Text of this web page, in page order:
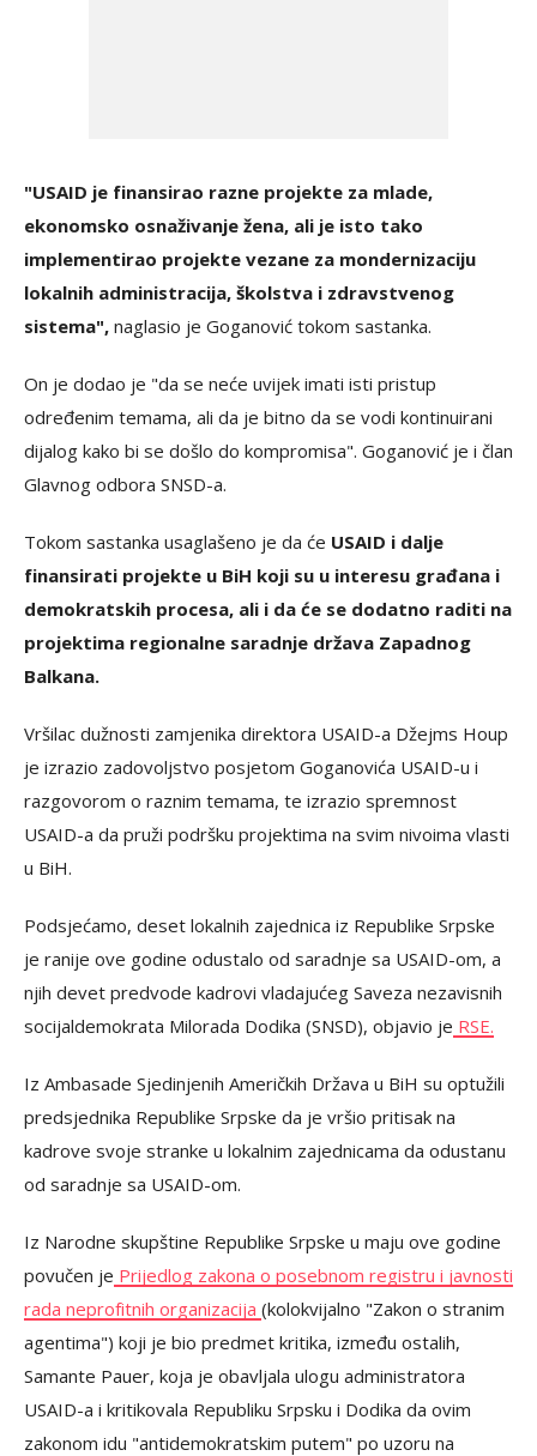
"USAID je finansirao razne projekte za mlade,
ekonomsko osnaživanje žena, ali je isto tako
implementirao projekte vezane za mondernizaciju
lokalnih administracija, školstva i zdravstvenog
sistema", naglasio je Goganović tokom sastanka.
On je dodao je "da se neće uvijek imati isti pristup
određenim temama, ali da je bitno da se vodi kontinuirani
dijalog kako bi se došlo do kompromisa". Goganović je i član
Glavnog odbora SNSD-a.
Tokom sastanka usaglašeno je da će USAID i dalje
finansirati projekte u BiH koji su u interesu građana i
demokratskih procesa, ali i da će se dodatno raditi na
projektima regionalne saradnje država Zapadnog
Balkana.
Vršilac dužnosti zamjenika direktora USAID-a Džejms Houp
je izrazio zadovoljstvo posjetom Goganovića USAID-u i
razgovorom o raznim temama, te izrazio spremnost
USAID-a da pruži podršku projektima na svim nivoima vlasti
u BiH.
Podsjećamo, deset lokalnih zajednica iz Republike Srpske
je ranije ove godine odustalo od saradnje sa USAID-om, a
njih devet predvode kadrovi vladajućeg Saveza nezavisnih
socijaldemokrata Milorada Dodika (SNSD), objavio je RSE.
Iz Ambasade Sjedinjenih Američkih Država u BiH su optužili
predsjednika Republike Srpske da je vršio pritisak na
kadrove svoje stranke u lokalnim zajednicama da odustanu
od saradnje sa USAID-om.
Iz Narodne skupštine Republike Srpske u maju ove godine
povučen je Prijedlog zakona o posebnom registru i javnosti
rada neprofitnih organizacija (kolokvijalno "Zakon o stranim
agentima") koji je bio predmet kritika, između ostalih,
Samante Pauer, koja je obavljala ulogu administratora
USAID-a i kritikovala Republiku Srpsku i Dodika da ovim
zakonom idu "antidemokratskim putem" po uzoru na